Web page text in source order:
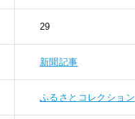
29
新聞記事
ふるさとコレクション